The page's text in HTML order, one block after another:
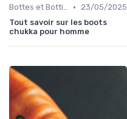
Bottes et Bottines •
23/05/2025
Tout savoir sur les boots
chukka pour homme